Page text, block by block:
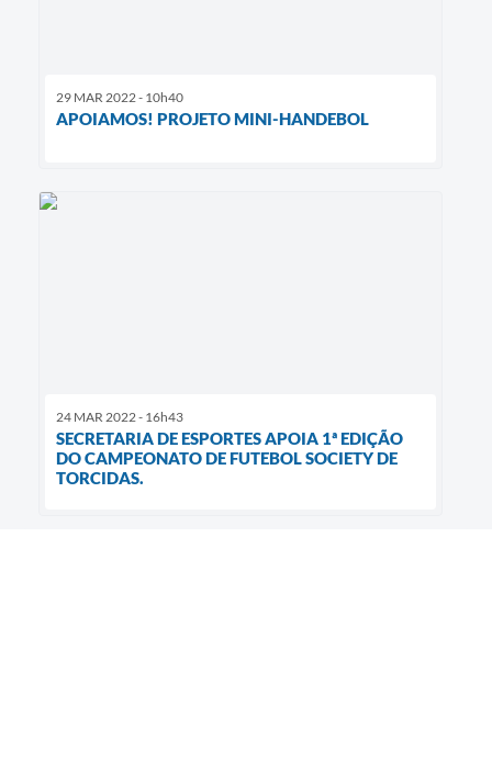
29 MAR 2022 - 10h40
APOIAMOS! PROJETO MINI-HANDEBOL
24 MAR 2022 - 16h43
SECRETARIA DE ESPORTES APOIA 1ª EDIÇÃO
DO CAMPEONATO DE FUTEBOL SOCIETY DE
TORCIDAS.